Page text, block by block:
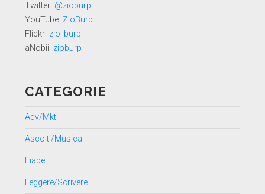
Twitter: @zioburp
YouTube: ZioBurp
Flickr: zio_burp
aNobii: zioburp
CATEGORIE
Adv/Mkt
Ascolti/Musica
Fiabe
Leggere/Scrivere